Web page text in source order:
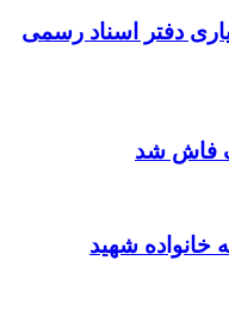
دفتر اسناد رسمی
فاش شد
خانواده شهید